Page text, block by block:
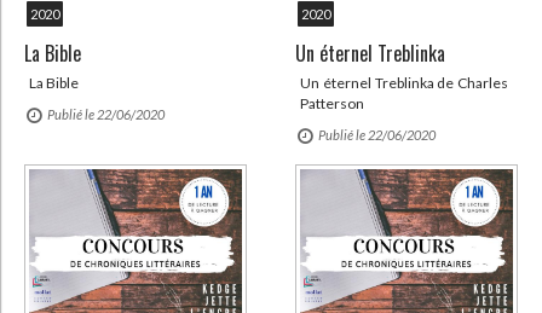
CHARGEMENT...
Critique et histoire littéraire
Littérature ancienne et médiévale
Audio - Livres lus
Humour
Histoire des pays
Histoire ancienne
Culture scientifique
2020
La Bible
La Bible
Publié le 22/06/2020
2020
Un éternel Treblinka
Un éternel Treblinka de Charles
Patterson
Publié le 22/06/2020